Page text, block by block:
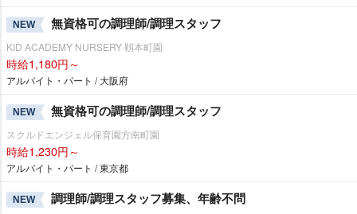
NEW 無資格可の調理師/調理スタッフ
KID ACADEMY NURSERY 靱本町園
時給1,180円～
アルバイト・パート / 大阪府
NEW 無資格可の調理師/調理スタッフ
スクルドエンジェル保育園方南町園
時給1,230円～
アルバイト・パート / 東京都
NEW 調理師/調理スタッフ募集、年齢不問